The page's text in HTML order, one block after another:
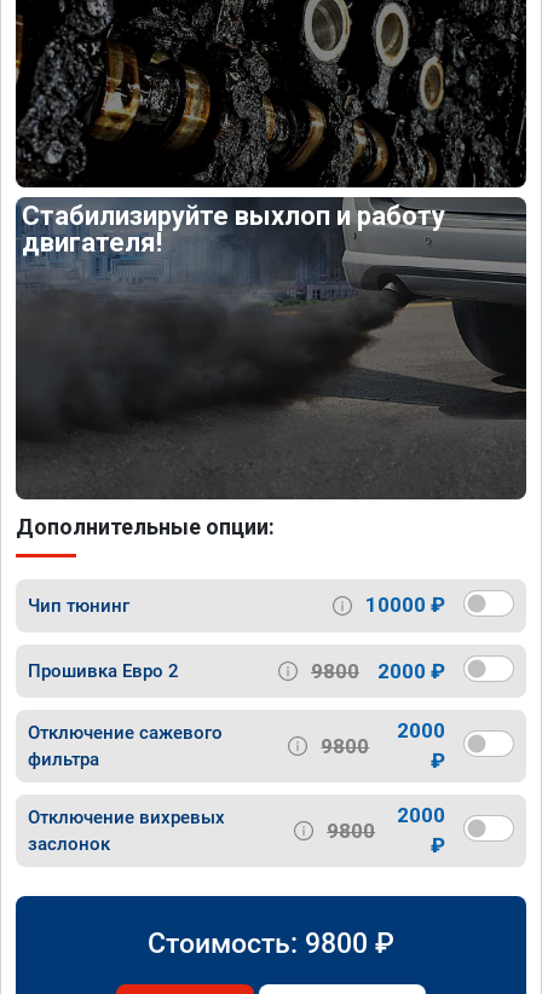
Стабилизируйте выхлоп и работу
двигателя!
Дополнительные опции:
Чип тюнинг 10000 ₽
Прошивка Евро 2 9800 2000 ₽
Отключение сажевого
фильтра
9800
2000
₽
Отключение вихревых
заслонок
9800
2000
₽
Стоимость: 9800 ₽